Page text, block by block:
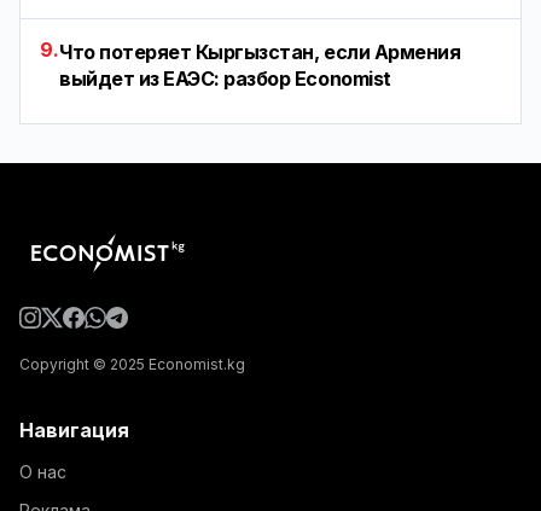
9.Что потеряет Кыргызстан, если Армения
выйдет из ЕАЭС: разбор Economist
Copyright © 2025 Economist.kg
Навигация
О нас